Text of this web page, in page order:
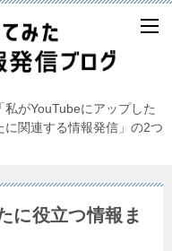
私がYouTubeにアップした
関連する情報発信」の2つ
に役立つ情報ま